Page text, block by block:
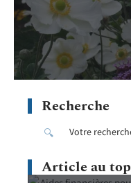
Recherche
Article au top